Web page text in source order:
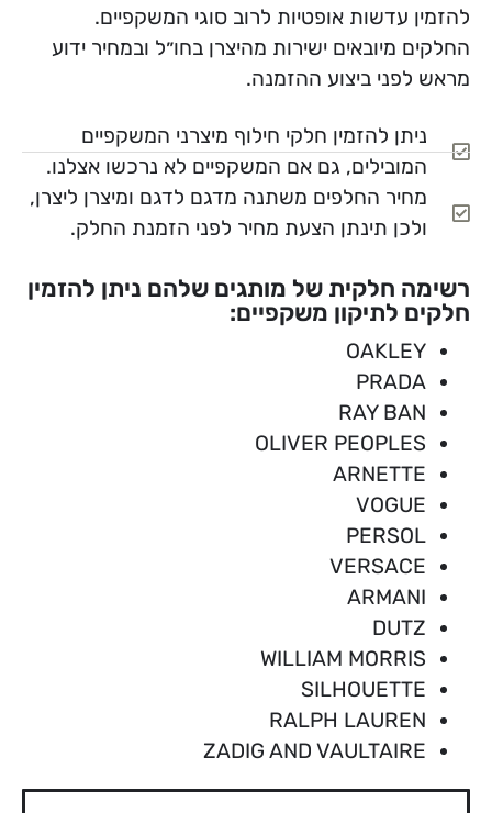
להזמין עדשות אופטיות לרוב סוגי המשקפיים.
החלקים מיובאים ישירות מהיצרן בחו״ל ובמחיר ידוע
מראש לפני ביצוע ההזמנה.
ניתן להזמין חלקי חילוף מיצרני המשקפיים
המובילים, גם אם המשקפיים לא נרכשו אצלנו.
מחיר החלפים משתנה מדגם לדגם ומיצרן ליצרן,
ולכן תינתן הצעת מחיר לפני הזמנת החלק.
רשימה חלקית של מותגים שלהם ניתן להזמין
חלקים לתיקון משקפיים:
OAKLEY
PRADA
RAY BAN
OLIVER PEOPLES
ARNETTE
VOGUE
PERSOL
VERSACE
ARMANI
DUTZ
WILLIAM MORRIS
SILHOUETTE
RALPH LAUREN
ZADIG AND VAULTAIRE